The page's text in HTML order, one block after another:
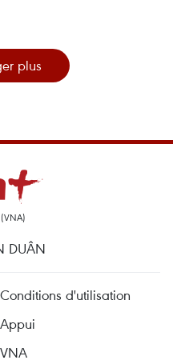
plus
DUÂN
Conditions d'utilisation
Appui
VNA